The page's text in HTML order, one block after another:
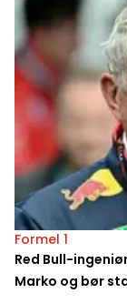
Formel 1
Red Bull-
Marko og bør